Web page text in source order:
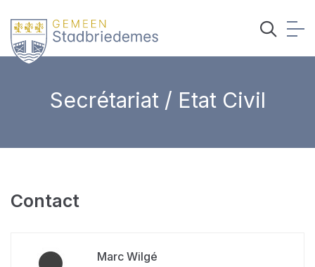
Secrétariat / Etat Civil
Contact
Marc Wilgé